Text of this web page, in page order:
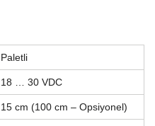
Paletli
18 … 30 VDC
15 cm (100 cm – Opsiyonel)